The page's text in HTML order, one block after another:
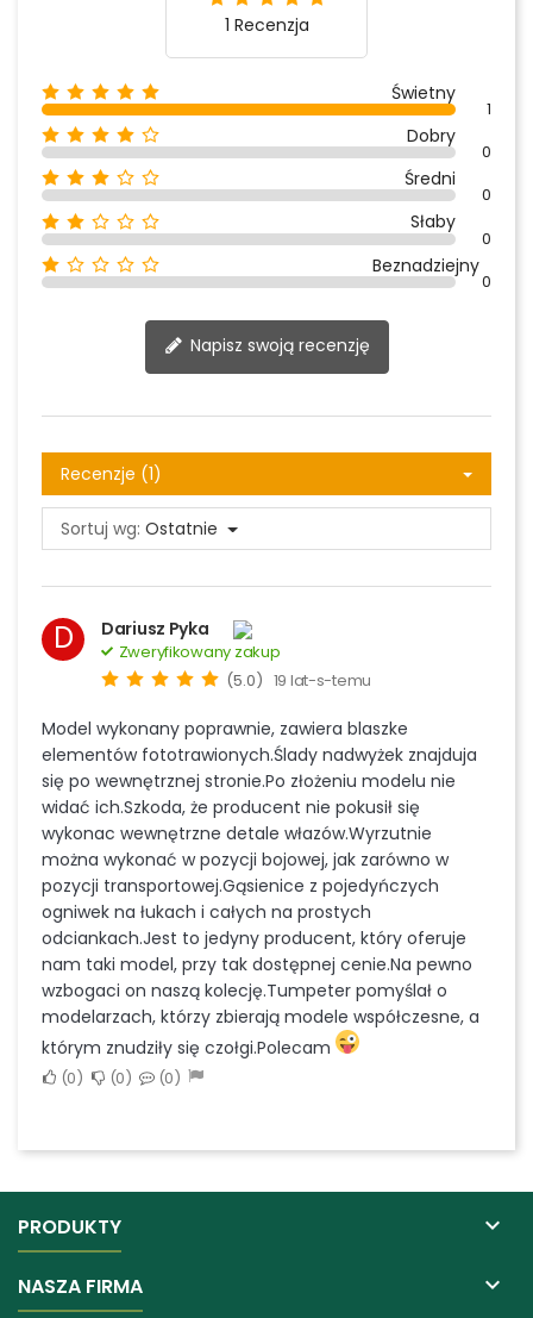
1 Recenzja
Świetny
1
Dobry
0
Średni
0
Słaby
0
Beznadziejny
0
Napisz swoją recenzję
Recenzje (1)
Sortuj wg: Ostatnie
D Dariusz Pyka
Zweryfikowany zakup
(5.0) 19 lat-s-temu
Model wykonany poprawnie, zawiera blaszke
elementów fototrawionych.Ślady nadwyżek znajduja
się po wewnętrznej stronie.Po złożeniu modelu nie
widać ich.Szkoda, że producent nie pokusił się
wykonac wewnętrzne detale włazów.Wyrzutnie
można wykonać w pozycji bojowej, jak zarówno w
pozycji transportowej.Gąsienice z pojedyńczych
ogniwek na łukach i całych na prostych
odciankach.Jest to jedyny producent, który oferuje
nam taki model, przy tak dostępnej cenie.Na pewno
wzbogaci on naszą kolecję.Tumpeter pomyślał o
modelarzach, którzy zbierają modele współczesne, a
którym znudziły się czołgi.Polecam
0 0 0
PRODUKTY 
NASZA FIRMA 